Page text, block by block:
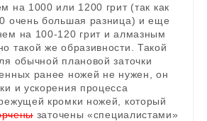
на 1000 или 1200 грит (так как
очень большая разница) и еще
на 100-120 грит и алмазным
такой же образивности. Такой
обычной плановой заточки
ранее ножей не нужен, он
и ускорения процесса
кромки ножей, который
заточены «специалистами»